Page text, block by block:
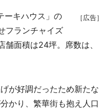
［広告］
ーキハウス」の
フランチャイズ
面積は24坪。席数は、
が好調だったため新たな
かり、繁華街も抱え人口